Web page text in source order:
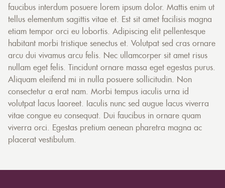
faucibus interdum posuere lorem ipsum dolor. Mattis enim ut
tellus elementum sagittis vitae et. Est sit amet facilisis magna
etiam tempor orci eu lobortis. Adipiscing elit pellentesque
habitant morbi tristique senectus et. Volutpat sed cras ornare
arcu dui vivamus arcu felis. Nec ullamcorper sit amet risus
nullam eget felis. Tincidunt ornare massa eget egestas purus.
Aliquam eleifend mi in nulla posuere sollicitudin. Non
consectetur a erat nam. Morbi tempus iaculis urna id
volutpat lacus laoreet. Iaculis nunc sed augue lacus viverra
vitae congue eu consequat. Dui faucibus in ornare quam
viverra orci. Egestas pretium aenean pharetra magna ac
placerat vestibulum.